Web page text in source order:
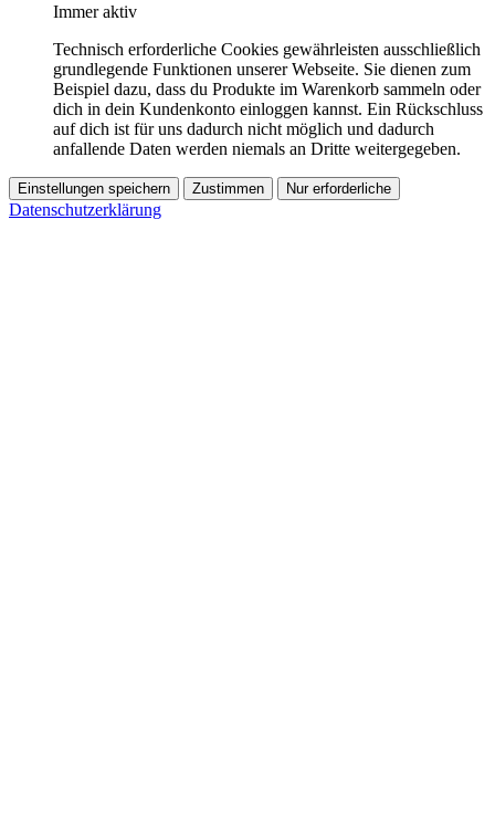
Immer aktiv
Technisch erforderliche Cookies gewährleisten ausschließlich
grundlegende Funktionen unserer Webseite. Sie dienen zum
Beispiel dazu, dass du Produkte im Warenkorb sammeln oder
dich in dein Kundenkonto einloggen kannst. Ein Rückschluss
auf dich ist für uns dadurch nicht möglich und dadurch
anfallende Daten werden niemals an Dritte weitergegeben.
Einstellungen speichern Zustimmen Nur erforderliche
Datenschutzerklärung